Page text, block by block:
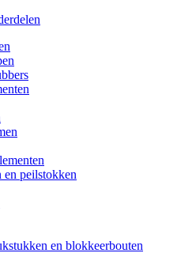
en peilstokken
en blokkeerbouten